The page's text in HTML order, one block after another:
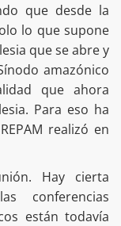
que desde la
lo que supone
que se abre y
amazónico
que ahora
Para eso ha
realizó en
Hay cierta
conferencias
están todavía